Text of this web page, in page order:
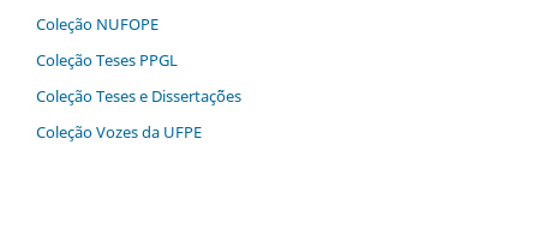
Coleção NUFOPE
Coleção Teses PPGL
Coleção Teses e Dissertaç˜ões
Coleção Vozes da UFPE